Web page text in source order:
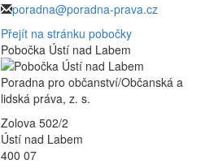
poradna@poradna-prava.cz
Přejít na stránku pobočky
Pobočka Ústí nad Labem
Poradna pro občanství/Občanská a
lidská práva, z. s.
Zolova 502/2
Ústí nad Labem
400 07